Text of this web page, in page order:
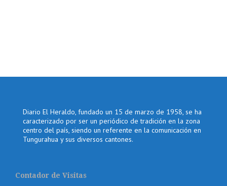
Diario El Heraldo, fundado un 15 de marzo de 1958, se ha
caracterizado por ser un periódico de tradición en la zona
centro del país, siendo un referente en la comunicación en
Tungurahua y sus diversos cantones.
Contador de Visitas